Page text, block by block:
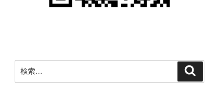
索: